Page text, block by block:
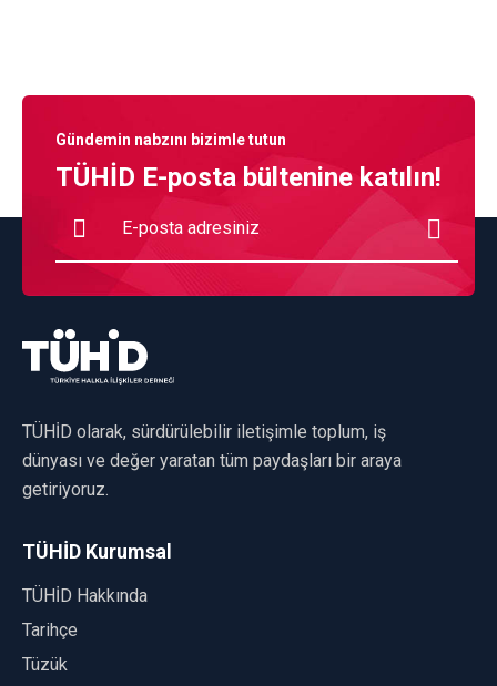
Gündemin nabzını bizimle tutun
TÜHİD E-posta bültenine katılın!
TÜHİD olarak, sürdürülebilir iletişimle toplum, iş
dünyası ve değer yaratan tüm paydaşları bir araya
getiriyoruz.
TÜHİD Kurumsal
TÜHİD Hakkında
Tarihçe
Tüzük